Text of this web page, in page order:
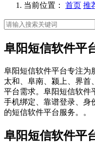
当前位置： 首页 推
阜阳短信软件平
阜阳短信软件平台专注为
太和、阜南、颍上、界首
平台需求。阜阳短信软件
手机绑定、靠谱登录、身
的短信软件平台服务。。
阜阳短信软件平